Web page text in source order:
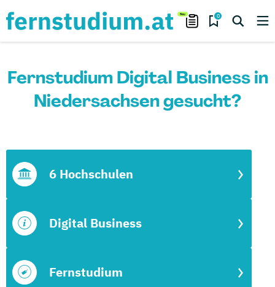
0
Fernstudium Digital Business in
Niedersachsen gesucht?
Fernstudium
Digital Business
6 Hochschulen